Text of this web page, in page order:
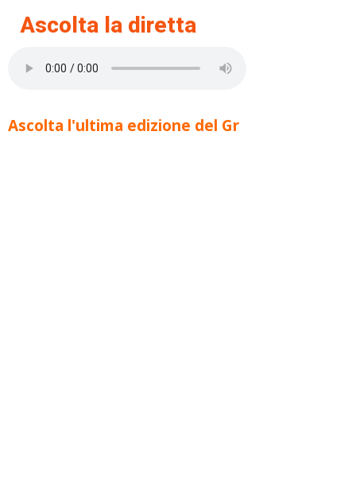
Ascolta la diretta
Ascolta l'ultima edizione del Gr